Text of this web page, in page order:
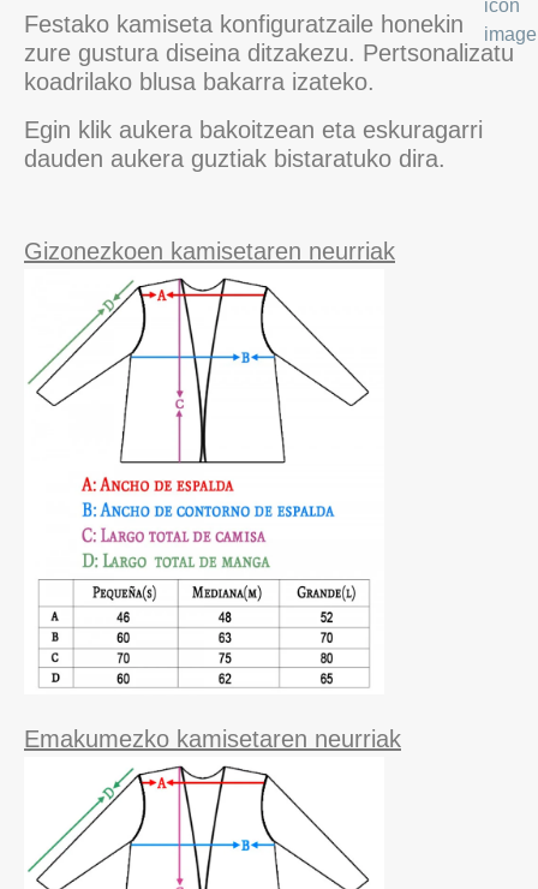
Festako kamiseta konfiguratzaile honekin
zure gustura diseina ditzakezu. Pertsonalizatu
koadrilako blusa bakarra izateko.
Egin klik aukera bakoitzean eta eskuragarri
dauden aukera guztiak bistaratuko dira.
Gizonezkoen kamisetaren neurriak
Emakumezko kamisetaren neurriak